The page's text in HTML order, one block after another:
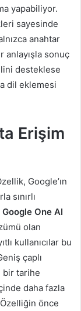
yapabiliyor.
sayesinde
anahtar
anlayışla sonuç
desteklese
dil eklemesi
Erişim
Google’ın
sınırlı
Google One AI
olan
kullanıcılar bu
çaplı
bir tarihe
daha fazla
Özelliğin önce